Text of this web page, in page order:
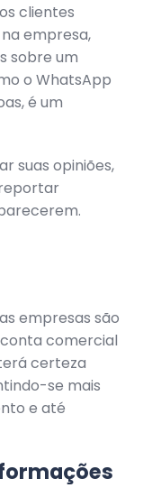
clientes
empresa,
sobre um
o WhatsApp
é um
suas opiniões,
empresas são
comercial
certeza
se mais
e até